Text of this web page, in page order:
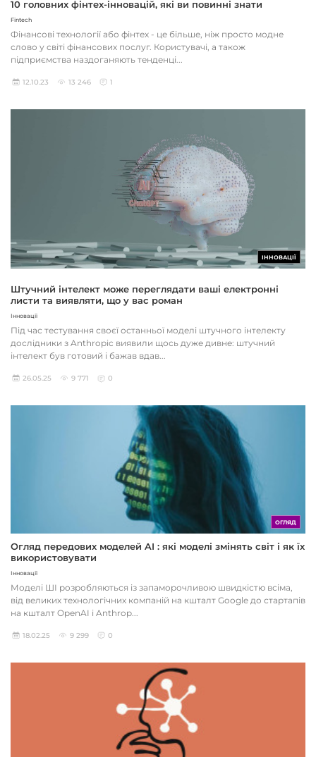
10 головних фінтех-інновацій, які ви повинні знати
Fintech
Фінансові технології або фінтех - це більше, ніж просто модне
слово у світі фінансових послуг. Користувачі, а також
підприємства наздоганяють тенденці...
12.10.23 13 246 1
ІННОВАЦІЇ
Штучний інтелект може переглядати ваші електронні
листи та виявляти, що у вас роман
Інновації
Під час тестування своєї останньої моделі штучного інтелекту
дослідники з Anthropic виявили щось дуже дивне: штучний
інтелект був готовий і бажав вдав...
26.05.25 9 771 0
ОГЛЯД
Огляд передових моделей AI : які моделі змінять світ і як їх
використовувати
Інновації
Моделі ШІ розробляються із запаморочливою швидкістю всіма,
від великих технологічних компаній на кшталт Google до стартапів
на кшталт OpenAI і Anthrop...
18.02.25 9 299 0